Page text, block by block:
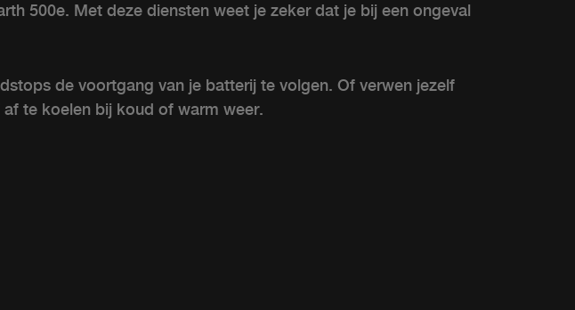
500e. Met deze diensten weet je zeker dat je bij een ongeval
de voortgang van je batterij te volgen. Of verwen jezelf
te koelen bij koud of warm weer.